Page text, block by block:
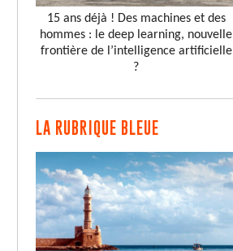
15 ans déjà ! Des machines et des
hommes : le deep learning, nouvelle
frontière de l’intelligence artificielle
?
LA RUBRIQUE BLEUE